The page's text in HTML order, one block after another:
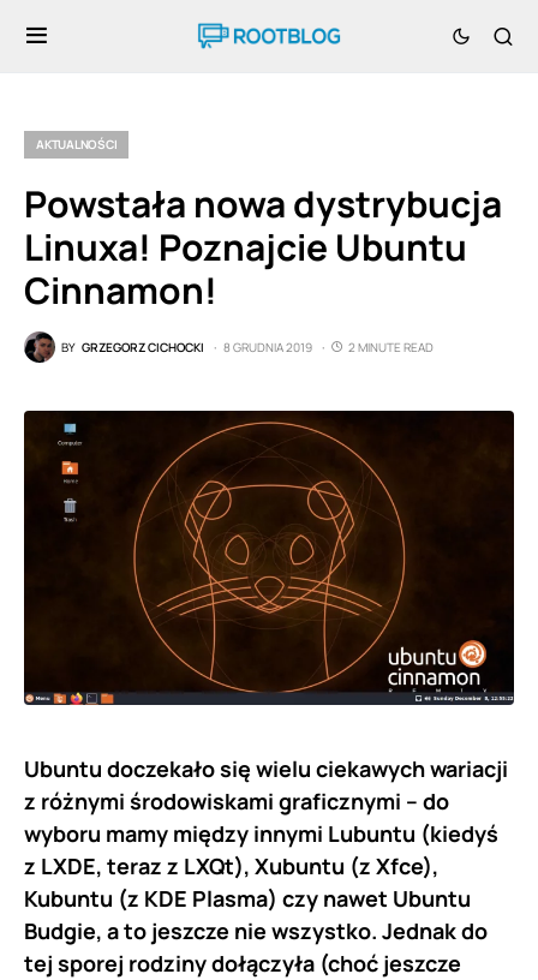
AKTUALNOŚCI
Powstała nowa dystrybucja
Linuxa! Poznajcie Ubuntu
Cinnamon!
BY GRZEGORZ CICHOCKI 8 GRUDNIA 2019 2 MINUTE READ
Ubuntu doczekało się wielu ciekawych wariacji
z różnymi środowiskami graficznymi – do
wyboru mamy między innymi Lubuntu (kiedyś
z LXDE, teraz z LXQt), Xubuntu (z Xfce),
Kubuntu (z KDE Plasma) czy nawet Ubuntu
Budgie, a to jeszcze nie wszystko. Jednak do
tej sporej rodziny dołączyła (choć jeszcze